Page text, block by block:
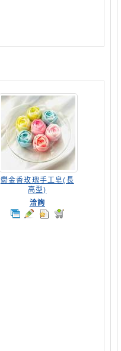
鬱金香玫瑰手工皂(長
高型)
洽詢